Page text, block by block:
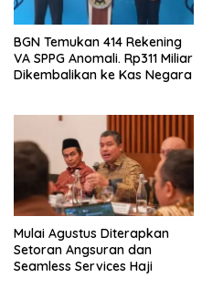
BGN Temukan 414 Rekening
VA SPPG Anomali. Rp311 Miliar
Dikembalikan ke Kas Negara
Mulai Agustus Diterapkan
Setoran Angsuran dan
Seamless Services Haji